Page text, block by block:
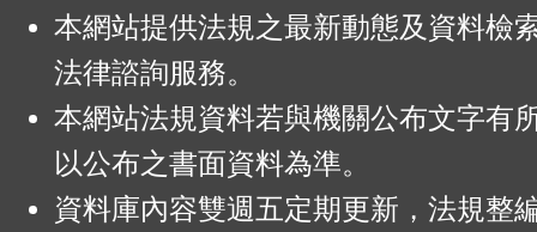
本網站提供法規之最新動態及資料檢
法律諮詢服務。
本網站法規資料若與機關公布文字有
以公布之書面資料為準。
資料庫內容雙週五定期更新，法規整